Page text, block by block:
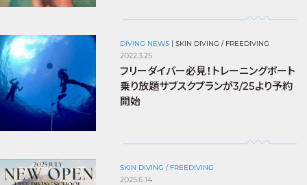
DIVING NEWS |SKIN DIVING / FREEDIVING
2022.3.25
フリーダイバー必見！トレーニングボート
乗り放題サブスクプランが3/25より予約
開始
SKIN DIVING / FREEDIVING
2025.6.14